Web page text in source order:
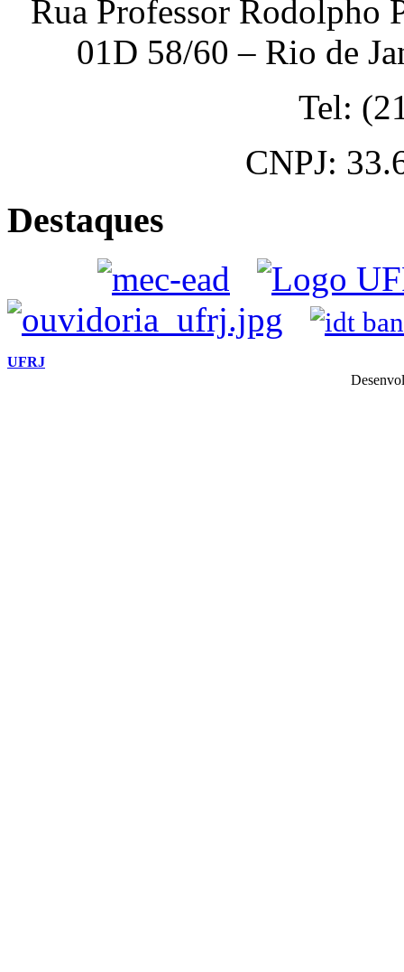
Rua Professor Rodolpho
01D 58/60 – Rio de
Tel:
CNPJ:
Destaques
UFRJ